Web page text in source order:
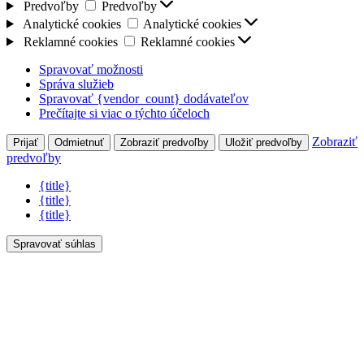
Predvoľby
Predvoľby
Analytické cookies
Analytické cookies
Reklamné cookies
Reklamné cookies
Spravovať možnosti
Správa služieb
Spravovať {vendor_count} dodávateľov
Prečítajte si viac o týchto účeloch
Prijať Odmietnuť Zobraziť predvoľby Uložiť predvoľby
Zobraziť
predvoľby
{title}
{title}
{title}
Spravovať súhlas